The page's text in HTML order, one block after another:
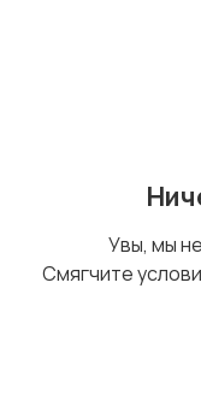
Увы, мы
Смягчите